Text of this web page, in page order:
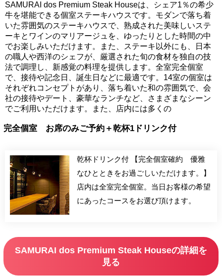
SAMURAI dos Premium Steak Houseは、シェア1％の希少
牛を堪能できる個室ステーキハウスです。モダンで落ち着
いた雰囲気のステーキハウスで、熟成された美味しいステ
ーキとワインのマリアージュを、ゆったりとした時間の中
でお楽しみいただけます。また、ステーキ以外にも、日本
の職人や西洋のシェフが、厳選された旬の食材を独自の技
法で調理し、新感覚の料理を提供します。全室完全個室
で、接待や記念日、誕生日などに最適です。14室の個室は
それぞれコンセプトがあり、落ち着いた和の雰囲気で、会
社の接待やデート、豪華なランチなど、さまざまなシーン
でご利用いただけます。また、店内には多くの
完全個室 お席のみご予約＋乾杯1ドリンク付
乾杯ドリンク付 【完全個室確約 優雅
なひとときをお過ごしいただけます。】
店内は全室完全個室。当日お客様の希望
にあったコースをお選び頂けます。
SAMURAI dos Premium Steak Houseの詳細を
見る